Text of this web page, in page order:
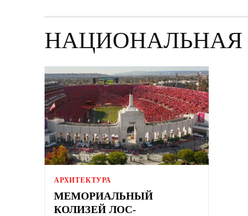
НАЦИОНАЛЬНАЯ
АРХИТЕКТУРА
МЕМОРИАЛЬНЫЙ
КОЛИЗЕЙ ЛОС-